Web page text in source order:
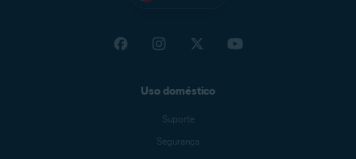
Uso doméstico
Suporte
Segurança